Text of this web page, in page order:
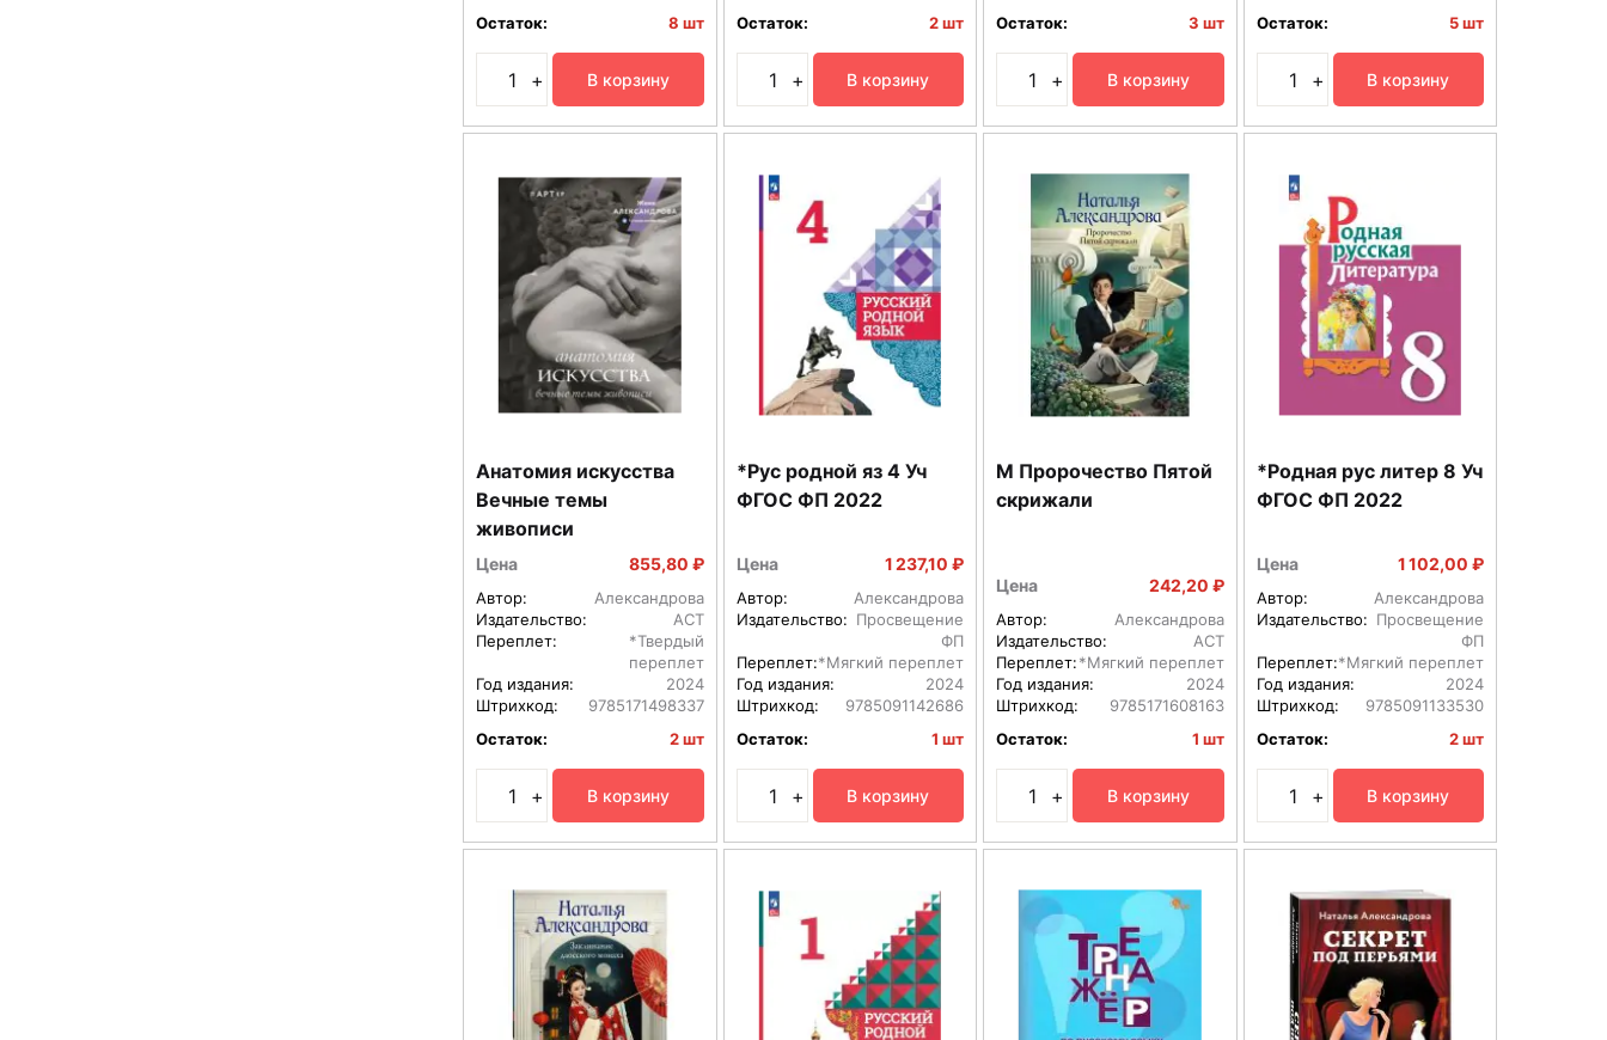
Остаток:
8 шт
+ В корзину
Остаток:
2 шт
+ В корзину
Остаток:
3 шт
+ В корзину
Остаток:
5 шт
+ В корзину
Анатомия искусства
Вечные темы
живописи
Цена 855,80 ₽
Автор:
Александрова
Издательство:
АСТ
Переплет:
*Твердый
переплет
Год издания:
2024
Штрихкод:
9785171498337
Остаток:
2 шт
+ В корзину
*Рус родной яз 4 Уч
ФГОС ФП 2022
Цена 1 237,10 ₽
Автор:
Александрова
Издательство: Просвещение
ФП
Переплет:*Мягкий переплет
Год издания:
2024
Штрихкод:
9785091142686
Остаток:
1 шт
+ В корзину
М Пророчество Пятой
скрижали
Цена 242,20 ₽
Автор:
Александрова
Издательство:
АСТ
Переплет:*Мягкий переплет
Год издания:
2024
Штрихкод:
9785171608163
Остаток:
1 шт
+ В корзину
*Родная рус литер 8 Уч
ФГОС ФП 2022
Цена 1 102,00 ₽
Автор:
Александрова
Издательство: Просвещение
ФП
Переплет:*Мягкий переплет
Год издания:
2024
Штрихкод:
9785091133530
Остаток:
2 шт
+ В корзину